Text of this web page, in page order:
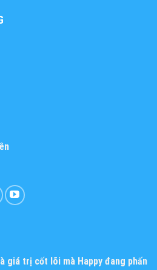
giá trị cốt lõi mà Happy đang phấn